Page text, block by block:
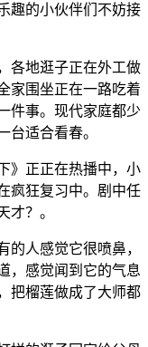
趣的小伙伴们不妨接
地逛子正在外工做
家围坐正在一路吃着
件事。现代家庭都少
台适合看春。
正正在热播中，小
疯狂复习中。剧中任
才？。
人感觉它很喷鼻，
，感觉闻到它的气息
把榴莲做成了大师都